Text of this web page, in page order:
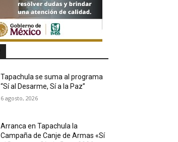
Tapachula se suma al programa
“Sí al Desarme, Sí a la Paz”
6 agosto, 2026
Arranca en Tapachula la
Campaña de Canje de Armas «Sí